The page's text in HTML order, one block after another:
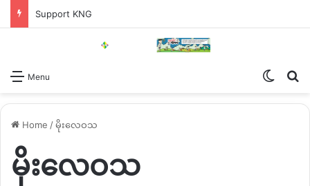
Support KNG
Menu
Home /မိုးလေဝသ
မိုးလေဝသ